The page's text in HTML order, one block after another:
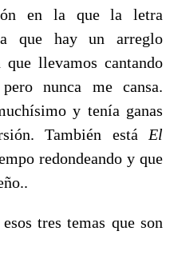
en la que la letra
que hay un arreglo
llevamos cantando
nunca me cansa.
y tenía ganas
También está El
redondeando y que
tres temas que son